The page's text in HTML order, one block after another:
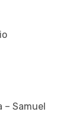
– Samuel